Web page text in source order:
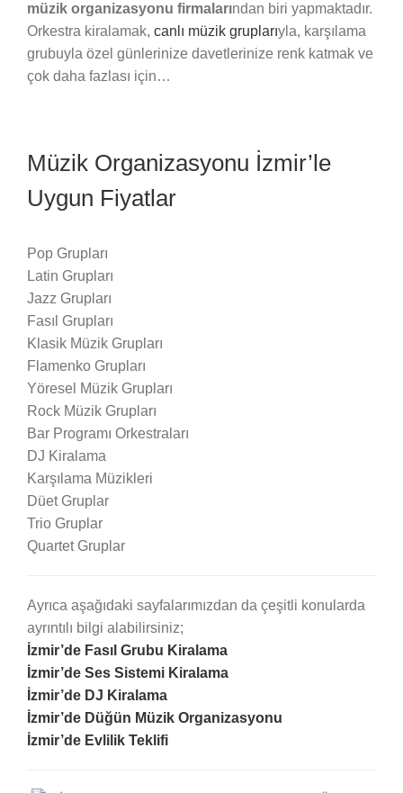
müzik organizasyonu firmalarından biri yapmaktadır.
Orkestra kiralamak, canlı müzik gruplarıyla, karşılama
grubuyla özel günlerinize davetlerinize renk katmak ve
çok daha fazlası için…
Müzik Organizasyonu İzmir’le
Uygun Fiyatlar
Pop Grupları
Latin Grupları
Jazz Grupları
Fasıl Grupları
Klasik Müzik Grupları
Flamenko Grupları
Yöresel Müzik Grupları
Rock Müzik Grupları
Bar Programı Orkestraları
DJ Kiralama
Karşılama Müzikleri
Düet Gruplar
Trio Gruplar
Quartet Gruplar
Ayrıca aşağıdaki sayfalarımızdan da çeşitli konularda
ayrıntılı bilgi alabilirsiniz;
İzmir’de Fasıl Grubu Kiralama
İzmir’de Ses Sistemi Kiralama
İzmir’de DJ Kiralama
İzmir’de Düğün Müzik Organizasyonu
İzmir’de Evlilik Teklifi